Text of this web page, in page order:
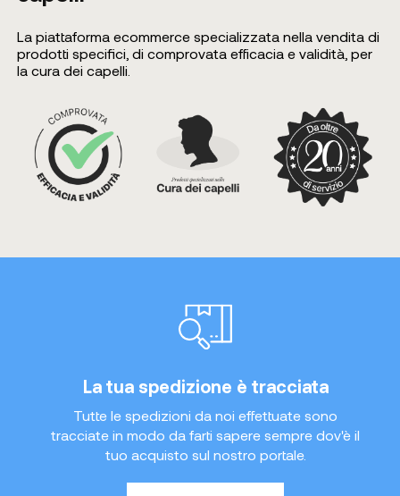
La piattaforma ecommerce specializzata nella vendita di
prodotti specifici, di comprovata efficacia e validità, per
la cura dei capelli.
La tua spedizione è tracciata
Tutte le spedizioni da noi effettuate sono
tracciate in modo da farti sapere sempre dov'è il
tuo acquisto sul nostro portale.